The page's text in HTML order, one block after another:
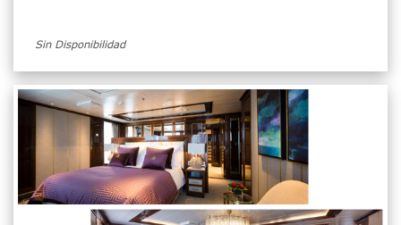
Sin Disponibilidad